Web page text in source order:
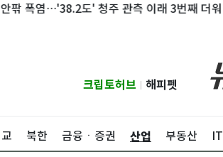
염…'38.2도' 청주 관측 이래 3번째 더워
크립토허브 해피펫
북한 금융ㆍ증권 산업 부동산